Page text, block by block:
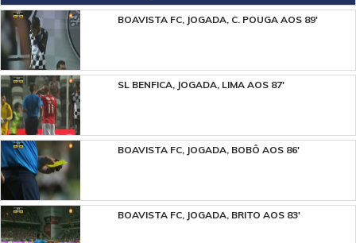
BOAVISTA FC, JOGADA, C. POUGA AOS 89'
SL BENFICA, JOGADA, LIMA AOS 87'
BOAVISTA FC, JOGADA, BOBÔ AOS 86'
BOAVISTA FC, JOGADA, BRITO AOS 83'